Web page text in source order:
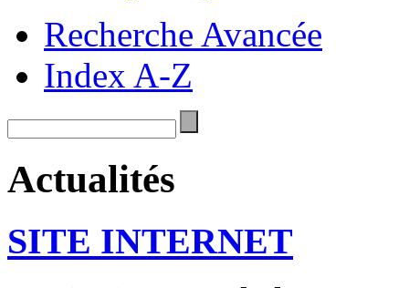
Recherche Avancée
Index A-Z
Actualités
SITE INTERNET